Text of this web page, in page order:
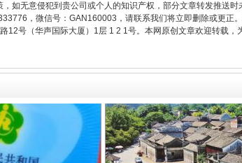
如无意侵犯到贵公司或个人的知识产权，部分文章转发推送时
，微信号：GAN160003，请联系我们将立即删除或更正
号（华声国际大厦）1层 1 2 1号。本网原创文章欢迎转载，
来5年 让传统村落焕发